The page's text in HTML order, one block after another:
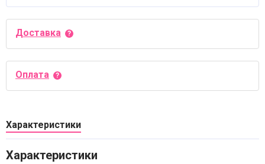
Доставка
Оплата
Характеристики
Характеристики